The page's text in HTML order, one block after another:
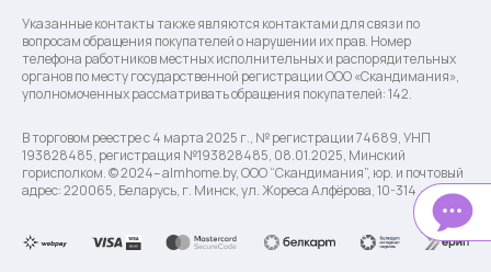
Указанные контакты также являются контактами для связи по
вопросам обращения покупателей о нарушении их прав. Номер
телефона работников местных исполнительных и распорядительных
органов по месту государственной регистрации ООО «Скандимания»,
уполномоченных рассматривать обращения покупателей: 142.
В торговом реестре с 4 марта 2025 г., № регистрации 74689, УНП
193828485, регистрация №193828485, 08.01.2025, Минский
горисполком. © 2024– almhome.by, ООО “Скандимания”, юр. и почтовый
адрес: 220065, Беларусь, г. Минск, ул. Жореса Алфёрова, 10-314